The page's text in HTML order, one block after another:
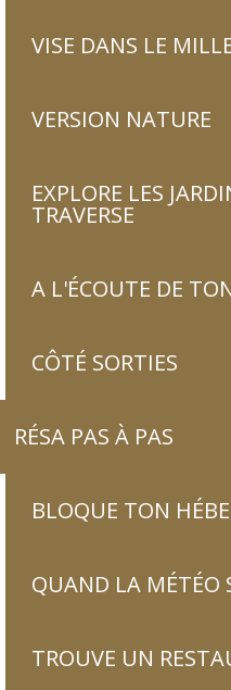
VISE DANS LE
VERSION NATURE
EXPLORE LES
TRAVERSE
A L'ÉCOUTE DE
CÔTÉ SORTIES
RÉSA PAS À PAS
BLOQUE TON
QUAND LA MÉTÉO
TROUVE UN
09
NOUS
thermal
erreur
DES
!